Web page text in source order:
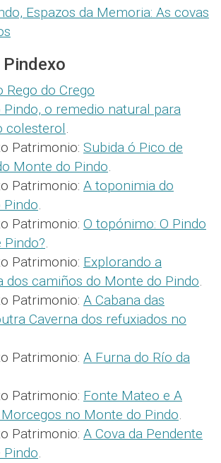
Espazos da Memoria: As covas
Rego do Crego
o remedio natural para
colesterol.
Patrimonio: Subida ó Pico de
Monte do Pindo.
Patrimonio: A toponimia do
Pindo.
Patrimonio: O topónimo: O Pindo
.
Patrimonio: Explorando a
dos camiños do Monte do Pindo.
Patrimonio: A Cabana das
Caverna dos refuxiados no
Patrimonio: A Furna do Río da
Patrimonio: Fonte Mateo e A
no Monte do Pindo.
Patrimonio: A Cova da Pendente
.